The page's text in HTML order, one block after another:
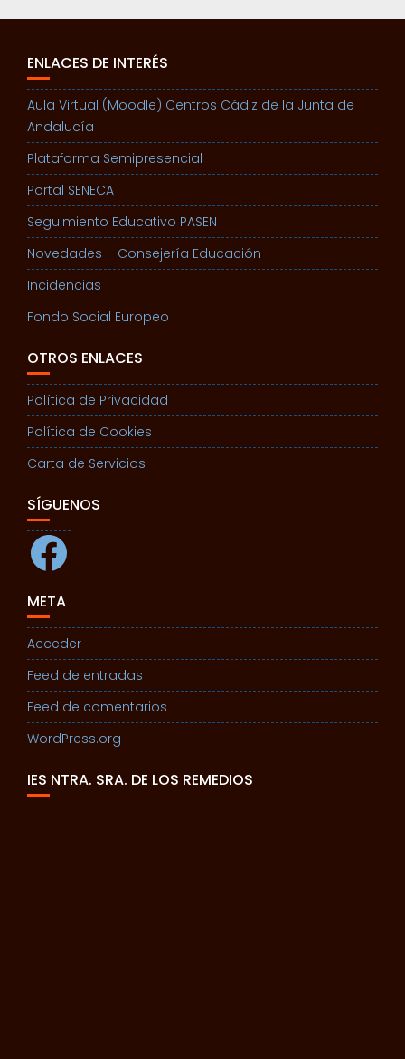
ENLACES DE INTERÉS
Aula Virtual (Moodle) Centros Cádiz de la Junta de
Andalucía
Plataforma Semipresencial
Portal SENECA
Seguimiento Educativo PASEN
Novedades – Consejería Educación
Incidencias
Fondo Social Europeo
OTROS ENLACES
Política de Privacidad
Política de Cookies
Carta de Servicios
SÍGUENOS
Facebook
META
Acceder
Feed de entradas
Feed de comentarios
WordPress.org
IES NTRA. SRA. DE LOS REMEDIOS